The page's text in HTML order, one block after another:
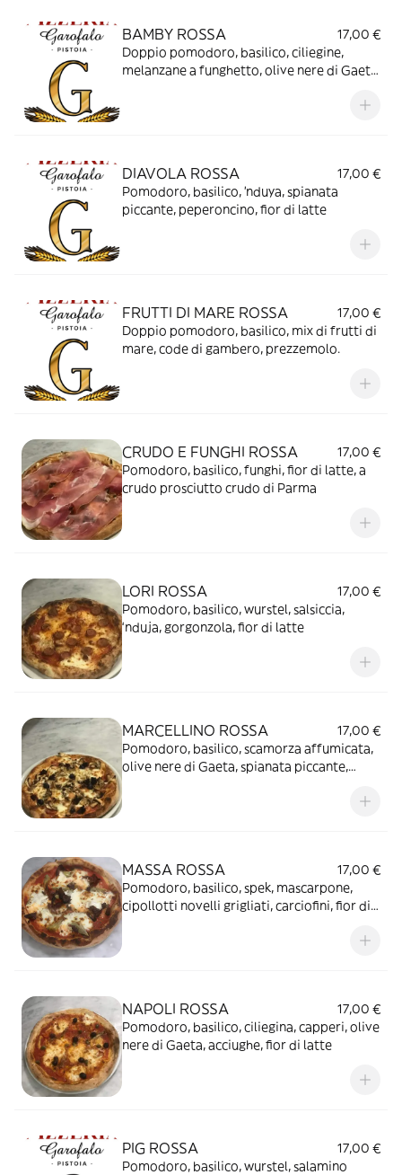
BAMBY ROSSA
17,00 €
Doppio pomodoro, basilico, ciliegine,
melanzane a funghetto, olive nere di Gaeta,
DIAVOLA ROSSA
17,00 €
Pomodoro, basilico, ’nduya, spianata
piccante, peperoncino, fior di latte
FRUTTI DI MARE ROSSA
17,00 €
Doppio pomodoro, basilico, mix di frutti di
mare, code di gambero, prezzemolo.
CRUDO E FUNGHI ROSSA
17,00 €
Pomodoro, basilico, funghi, fior di latte, a
crudo prosciutto crudo di Parma
LORI ROSSA
17,00 €
Pomodoro, basilico, wurstel, salsiccia,
‘nduja, gorgonzola, fior di latte
MARCELLINO ROSSA
17,00 €
Pomodoro, basilico, scamorza affumicata,
olive nere di Gaeta, spianata piccante,
MASSA ROSSA
17,00 €
Pomodoro, basilico, spek, mascarpone,
cipollotti novelli grigliati, carciofini, fior di
NAPOLI ROSSA
17,00 €
Pomodoro, basilico, ciliegina, capperi, olive
nere di Gaeta, acciughe, fior di latte
PIG ROSSA
17,00 €
Pomodoro, basilico, wurstel, salamino